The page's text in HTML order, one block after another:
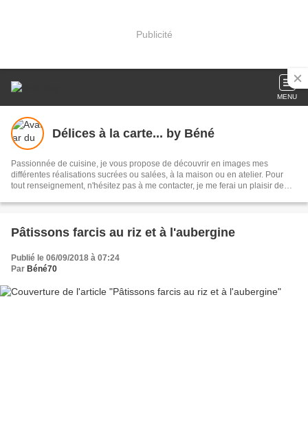
Publicité
MENU
Délices à la carte... by Béné
Passionnée de cuisine, je vous propose de découvrir en images mes
différentes réalisations sucrées ou salées, à la maison ou en atelier. Pour
tout renseignement, n'hésitez pas à me contacter, je me ferai un plaisir de
Pâtissons farcis au riz et à l'aubergine
Publié le 06/09/2018 à 07:24
Par Béné70